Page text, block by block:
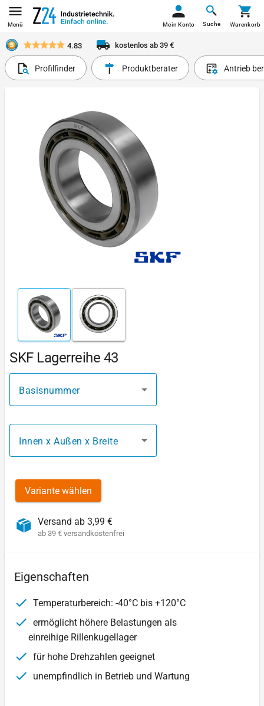
Menü Suche
Mein Konto Warenkorb
4.83 kostenlos ab 39 €
Profilfinder Produktberater Antrieb
SKF Lagerreihe 43
Basisnummer
Innen x Außen x Breite
Variante wählen
Versand ab 3,99 €
ab 39 € versandkostenfrei
Eigenschaften
Temperaturbereich: -40°C bis +120°C
ermöglicht höhere Belastungen als
einreihige Rillenkugellager
für hohe Drehzahlen geeignet
unempfindlich in Betrieb und Wartung